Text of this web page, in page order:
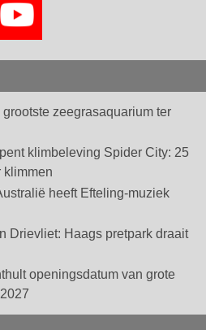
zeegrasaquarium ter
klimbeleving Spider City: 25
klimmen
heeft Efteling-muziek
Drievliet: Haags pretpark draait
openingsdatum van grote